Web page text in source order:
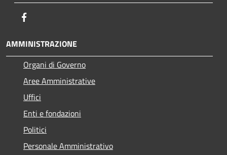
AMMINISTRAZIONE
Organi di Governo
Aree Amministrative
Uffici
Enti e fondazioni
Politici
Personale Amministrativo